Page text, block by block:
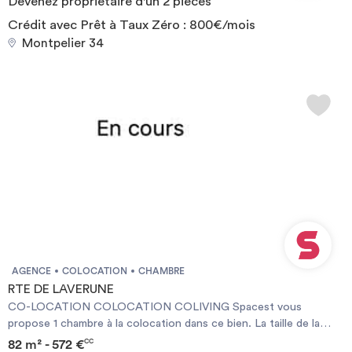
tout en restant proche des commodités. Les points forts de
cette colocation : Appartement entièrement rénové en 2023. 5
chambres privatives. Grande pièce de vie conviviale et lumineuse.
transfert / transitoire - Garanties financières - Carte d'identité
Crédit avec Prêt à Taux Zéro : 800€/mois
Montpelier 34
AGENCE COLOCATION CHAMBRE
RTE DE LAVERUNE
CO-LOCATION COLOCATION COLIVING Spacest vous
propose 1 chambre à la colocation dans ce bien. La taille de la
chambre est de 12 ㎡.. Cette location est éligible aux APL.
82 m² - 572 €CC